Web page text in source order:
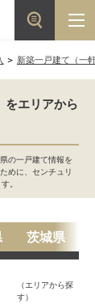
新築一戸建て（一
をエリアから
の一戸建て情報を
めに、センチュリ
。
茨城県
（エリアから探
す）